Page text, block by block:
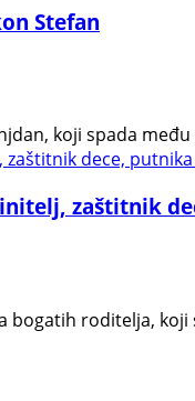
Stefan
koji spada
zaštitnik
bogatih roditelja,